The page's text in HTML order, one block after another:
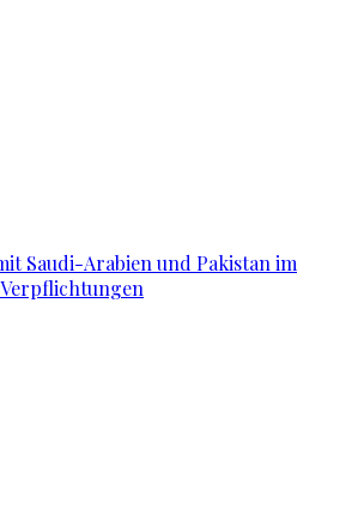
Saudi-Arabien und Pakistan im